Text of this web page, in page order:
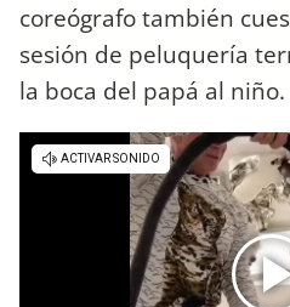
coreógrafo también
sesión de peluquería
la boca del papá al niño.